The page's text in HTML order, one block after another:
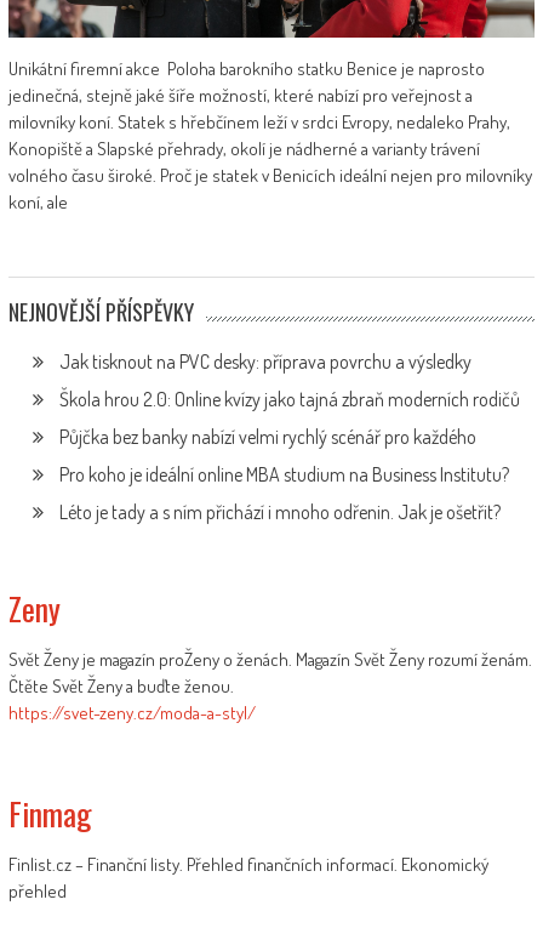
Unikátní firemní akce Poloha barokního statku Benice je naprosto
jedinečná, stejně jaké šíře možností, které nabízí pro veřejnost a
milovníky koní. Statek s hřebčínem leží v srdci Evropy, nedaleko Prahy,
Konopiště a Slapské přehrady, okolí je nádherné a varianty trávení
volného času široké. Proč je statek v Benicích ideální nejen pro milovníky
koní, ale
NEJNOVĚJŠÍ PŘÍSPĚVKY
Jak tisknout na PVC desky: příprava povrchu a výsledky
Škola hrou 2.0: Online kvízy jako tajná zbraň moderních rodičů
Půjčka bez banky nabízí velmi rychlý scénář pro každého
Pro koho je ideální online MBA studium na Business Institutu?
Léto je tady a s ním přichází i mnoho odřenin. Jak je ošetřit?
Zeny
Svět Ženy je magazín proŽeny o ženách. Magazín Svět Ženy rozumí ženám.
Čtěte Svět Ženy a buďte ženou.
https://svet-zeny.cz/moda-a-styl/
Finmag
Finlist.cz – Finanční listy. Přehled finančních informací. Ekonomický
přehled